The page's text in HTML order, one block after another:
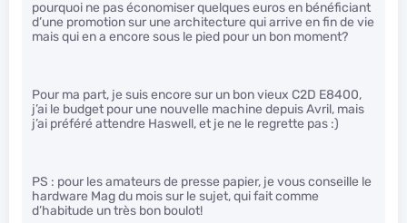
pourquoi ne pas économiser quelques euros en bénéficiant
d’une promotion sur une architecture qui arrive en fin de vie
mais qui en a encore sous le pied pour un bon moment?
Pour ma part, je suis encore sur un bon vieux C2D E8400,
j’ai le budget pour une nouvelle machine depuis Avril, mais
j’ai préféré attendre Haswell, et je ne le regrette pas :)
PS : pour les amateurs de presse papier, je vous conseille le
hardware Mag du mois sur le sujet, qui fait comme
d’habitude un très bon boulot!